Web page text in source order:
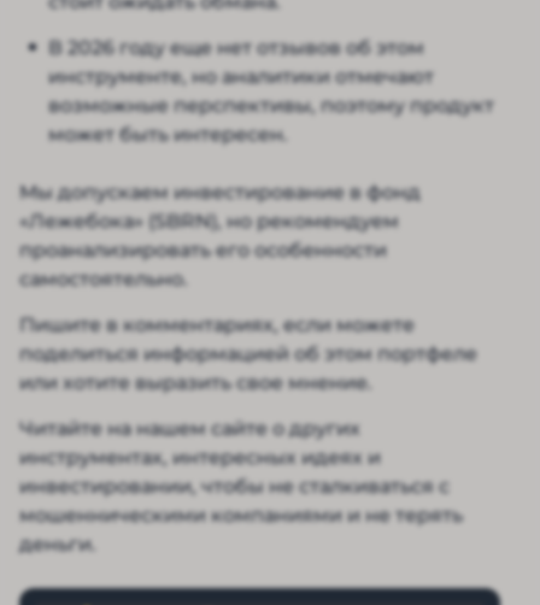
В 2026 году еще нет отзывов об этом
инструменте, но аналитики отмечают
возможные перспективы, поэтому продукт
может быть интересен.
Мы допускаем инвестирование в фонд
«Лежебока» (SBRN), но рекомендуем
проанализировать его особенности
самостоятельно.
Пишите в комментариях, если можете
поделиться информацией об этом портфеле
или хотите выразить свое мнение.
Читайте на нашем сайте о других
инструментах, интересных идеях и
инвестировании, чтобы не сталкиваться с
мошенническими компаниями и не терять
деньги.